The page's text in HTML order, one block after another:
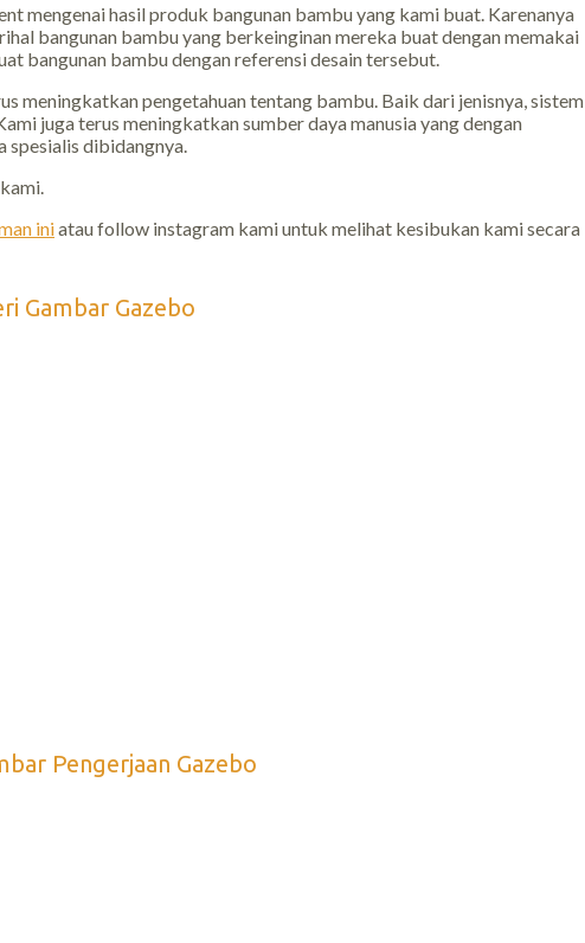
mengenai hasil produk bangunan bambu yang kami buat. Karenanya
bangunan bambu yang berkeinginan mereka buat dengan memakai
bangunan bambu dengan referensi desain tersebut.
meningkatkan pengetahuan tentang bambu. Baik dari jenisnya, sistem
juga terus meningkatkan sumber daya manusia yang dengan
spesialis dibidangnya.
iniatau follow instagram kami untuk melihat kesibukan kami secara
Gambar Gazebo
Pengerjaan Gazebo